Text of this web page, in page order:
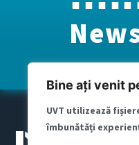
Bine ați venit
UVT utilizează
îmbunătăți